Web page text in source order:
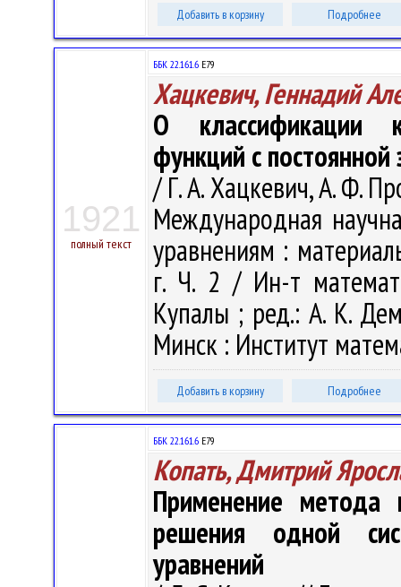
Добавить в корзину Подробнее
1921
полный текст
ББК 22.161.6 Е79
Хацкевич, Геннадий
О классификации
функций с
/ Г. А. Хацкевич, А. Ф.
Международная
уравнениям :
г. Ч. 2 / Ин-т
Купалы ; ред.: А. К.
Минск : Институт
Добавить в корзину Подробнее
ББК 22.161.6 Е79
Копать, Дмитрий
Применение метода
решения одной
уравнений